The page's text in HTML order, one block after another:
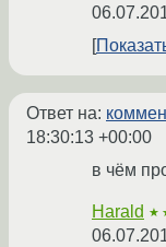
Ответ на:
18:30:13 +00:00
в чём
Harald